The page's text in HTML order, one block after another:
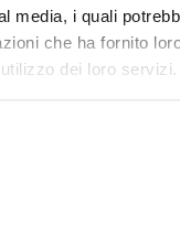
media, i quali
che ha fornito
dei loro servizi.